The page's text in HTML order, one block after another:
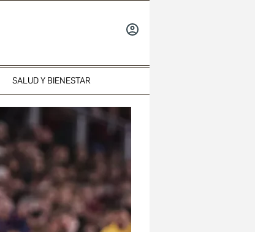
SALUD Y BIENESTAR